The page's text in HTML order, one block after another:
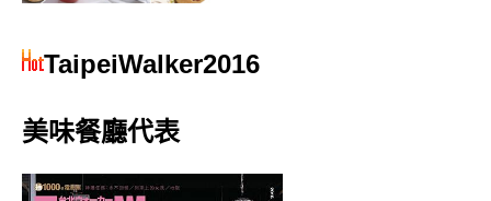
TaipeiWalker2016
美味餐廳代表